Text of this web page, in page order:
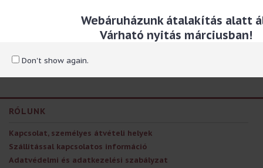
Webáruházunk átalakítás alatt
Várható nyitás márciusban!
Don't show again.
RÓLUNK
Kapcsolat, személyes átvételi helyek
Szállítással kapcsolatos információ
Adatvédelmi és adatkezelési szabályzat